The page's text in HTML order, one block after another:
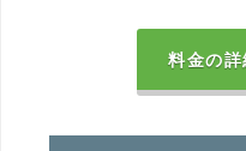
料金の詳